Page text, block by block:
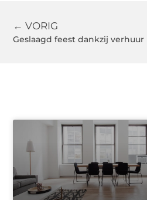
← VORIG
Geslaagd feest dankzij verhuur